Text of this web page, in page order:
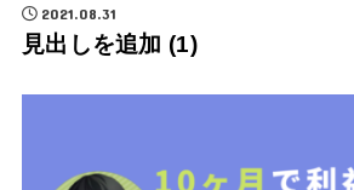
2021.08.31
見出しを追加 (1)